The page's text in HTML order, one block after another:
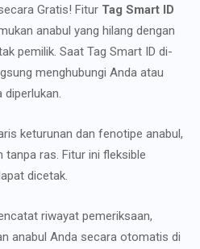
Gratis! Fitur Tag Smart ID
anabul yang hilang dengan
pemilik. Saat Tag Smart ID di-
menghubungi Anda atau
diperlukan.
keturunan dan fenotipe anabul,
tanpa ras. Fitur ini fleksible
dicetak.
riwayat pemeriksaan,
anabul Anda secara otomatis di